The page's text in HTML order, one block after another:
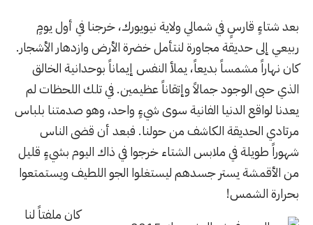
بعد شتاءٍ قارسٍ في شمالي ولاية نيويورك، خرجنا في أول يومٍ
ربيعي إلى حديقة مجاورة لنتأمل خضرة الأرض وازدهار الأشجار.
كان نهاراً مشمساً بديعاً، يملأ النفس إيماناً بوحدانية الخالق
الذي حبى الوجود جمالاً وإتقاناً عظيمين. في تلك اللحظات لم
يعدنا لواقع الدنيا الفانية سوى شيءٍ واحد، وهو صدمتنا بلباس
مرتادي الحديقة الكاشف من حولنا. فبعد أن قضى الناس
شهوراً طويلة في ملابس الشتاء خرجوا في ذاك اليوم بشيءٍ قليل
من الأقمشة يستر جسدهم ليستغلوا الجو اللطيف ويستمتعوا
بحرارة الشمس!
كان ملفتاً لنا